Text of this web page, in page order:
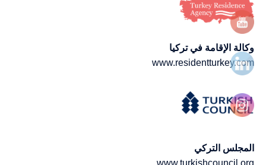
وكالة الإقامة في تركيا
www.residentturkey.com
المجلس التركي
www.turkishcouncil.org